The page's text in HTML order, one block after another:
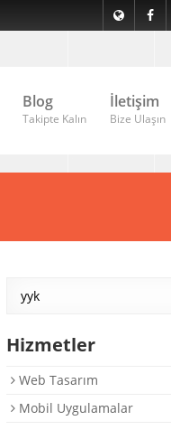
Blog
Takipte Kalın
İletişim
Bize Ulaşın
Hizmetler
Web Tasarım
Mobil Uygulamalar